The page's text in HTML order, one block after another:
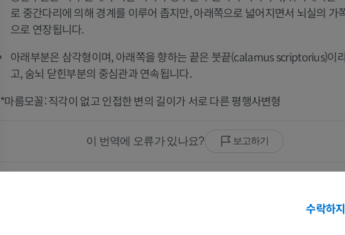
로 중간다리에 의해 경계를 이루어 좁지만, 아래쪽으로 넓어지면서 뇌실의 가
으로 연장됩니다.
아래부분은 삼각형이며, 아래쪽을 향하는 끝은 붓끝(calamus scriptorius)이
고, 숨뇌 닫힌부분의 중심관과 연속됩니다.
*마름모꼴: 직각이 없고 인접한 변의 길이가 서로 다른 평행사변형
이 번역에 오류가 있나요? 보고하기
수락하